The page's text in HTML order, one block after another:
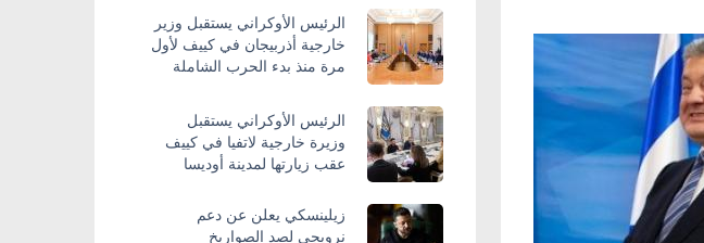
الرئيس الأوكراني يستقبل وزير
خارجية أذربيجان في كييف لأول
مرة منذ بدء الحرب الشاملة
الرئيس الأوكراني يستقبل
وزيرة خارجية لاتفيا في كييف
عقب زيارتها لمدينة أوديسا
زيلينسكي يعلن عن دعم
نرويجي لصد الصواريخ